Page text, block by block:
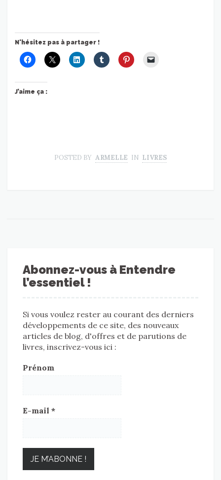
N'hésitez pas à partager !
J’aime ça :
POSTED BY ARMELLE IN LIVRES
Abonnez-vous à Entendre
l’essentiel !
Si vous voulez rester au courant des derniers
développements de ce site, des nouveaux
articles de blog, d'offres et de parutions de
livres, inscrivez-vous ici :
Prénom
E-mail *